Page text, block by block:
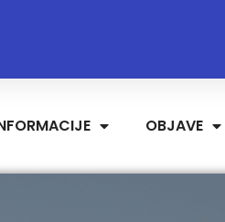
OBJAVE